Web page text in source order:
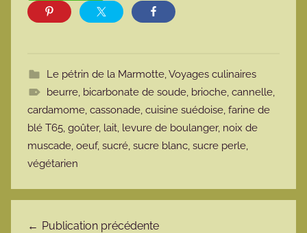
Le pétrin de la Marmotte,Voyages culinaires
beurre, bicarbonate de soude, brioche, cannelle,
cardamome, cassonade, cuisine suédoise, farine de
blé T65, goûter, lait, levure de boulanger, noix de
muscade, oeuf, sucré, sucre blanc, sucre perle,
végétarien
Publication précédente